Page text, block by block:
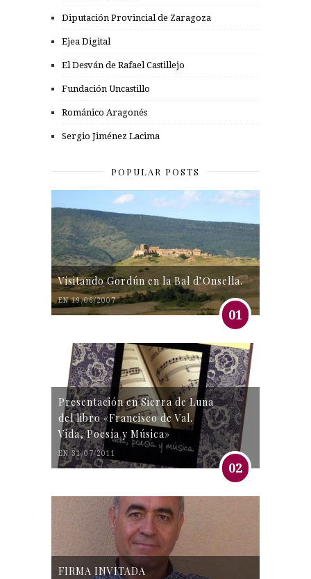
Diputación Provincial de Zaragoza
Ejea Digital
El Desván de Rafael Castillejo
Fundación Uncastillo
Románico Aragonés
Sergio Jiménez Lacima
POPULAR POSTS
Visitando Gordún en la Bal d’Onsella.
EN 19/06/2007
01
Presentación en Sierra de Luna
del libro «Francisco de Val.
Vida, Poesía y Música»
EN 31/07/2011
02
FIRMA INVITADA